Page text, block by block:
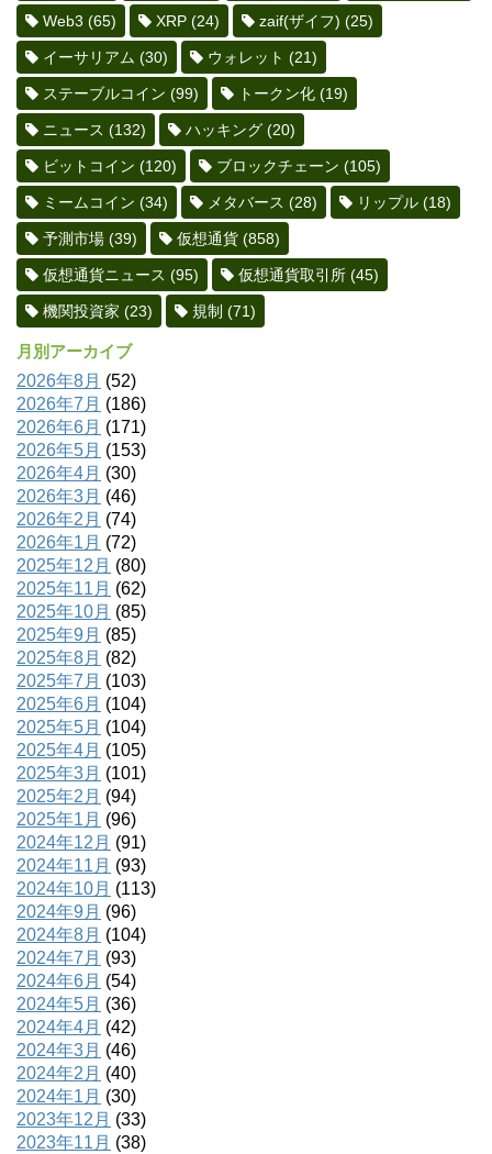
Web3 (65) XRP (24) zaif(ザイフ) (25)
イーサリアム (30) ウォレット (21)
ステーブルコイン (99) トークン化 (19)
ニュース (132) ハッキング (20)
ビットコイン (120) ブロックチェーン (105)
ミームコイン (34) メタバース (28) リップル (18)
予測市場 (39) 仮想通貨 (858)
仮想通貨ニュース (95) 仮想通貨取引所 (45)
機関投資家 (23) 規制 (71)
月別アーカイブ
2026年8月 (52)
2026年7月 (186)
2026年6月 (171)
2026年5月 (153)
2026年4月 (30)
2026年3月 (46)
2026年2月 (74)
2026年1月 (72)
2025年12月 (80)
2025年11月 (62)
2025年10月 (85)
2025年9月 (85)
2025年8月 (82)
2025年7月 (103)
2025年6月 (104)
2025年5月 (104)
2025年4月 (105)
2025年3月 (101)
2025年2月 (94)
2025年1月 (96)
2024年12月 (91)
2024年11月 (93)
2024年10月 (113)
2024年9月 (96)
2024年8月 (104)
2024年7月 (93)
2024年6月 (54)
2024年5月 (36)
2024年4月 (42)
2024年3月 (46)
2024年2月 (40)
2024年1月 (30)
2023年12月 (33)
2023年11月 (38)